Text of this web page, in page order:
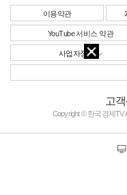
이용약관
YouTube 서비스 약관
사업자정보
고
Copyright © 한국경제TV